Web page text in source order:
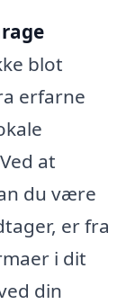
blot
erfarne
at
du være
er fra
i dit
din